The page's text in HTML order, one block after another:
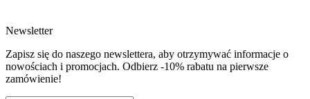
Waga netto [kg]
Średnica [mm]
1.75
Materiał bazowy
PLA
Newsletter
Zapisz się do naszego newslettera, aby otrzymywać informacje o
nowościach i promocjach. Odbierz -10% rabatu na pierwsze
zamówienie!